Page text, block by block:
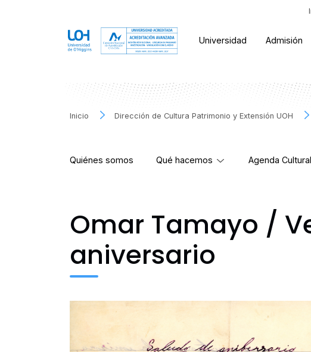
Universidad Admisión
Inicio Dirección de Cultura Patrimonio y Extensión UOH
Quiénes somos Qué hacemos Agenda Cultural
Omar Tamayo /
aniversario